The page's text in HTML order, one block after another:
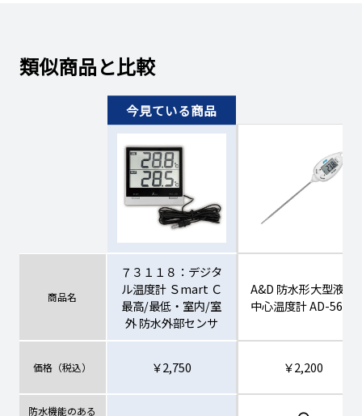
類似商品と比較
商品名
７３１１８：デジタ
ル温度計 Ｓmart Ｃ
最高/最低・室内/室
外 防水外部センサ
A&D 防水形大型液晶
中心温度計 AD-5629
価格（税込） ￥2,750 ￥2,200
防水機能のある